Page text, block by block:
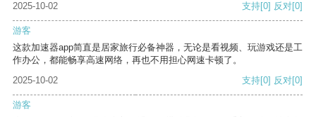
2025-10-02
支持[0] 反对[0]
游客
这款加速器app简直是居家旅行必备神器，无论是看视频、玩游戏还是工
作办公，都能畅享高速网络，再也不用担心网速卡顿了。
2025-10-02
支持[0] 反对[0]
游客